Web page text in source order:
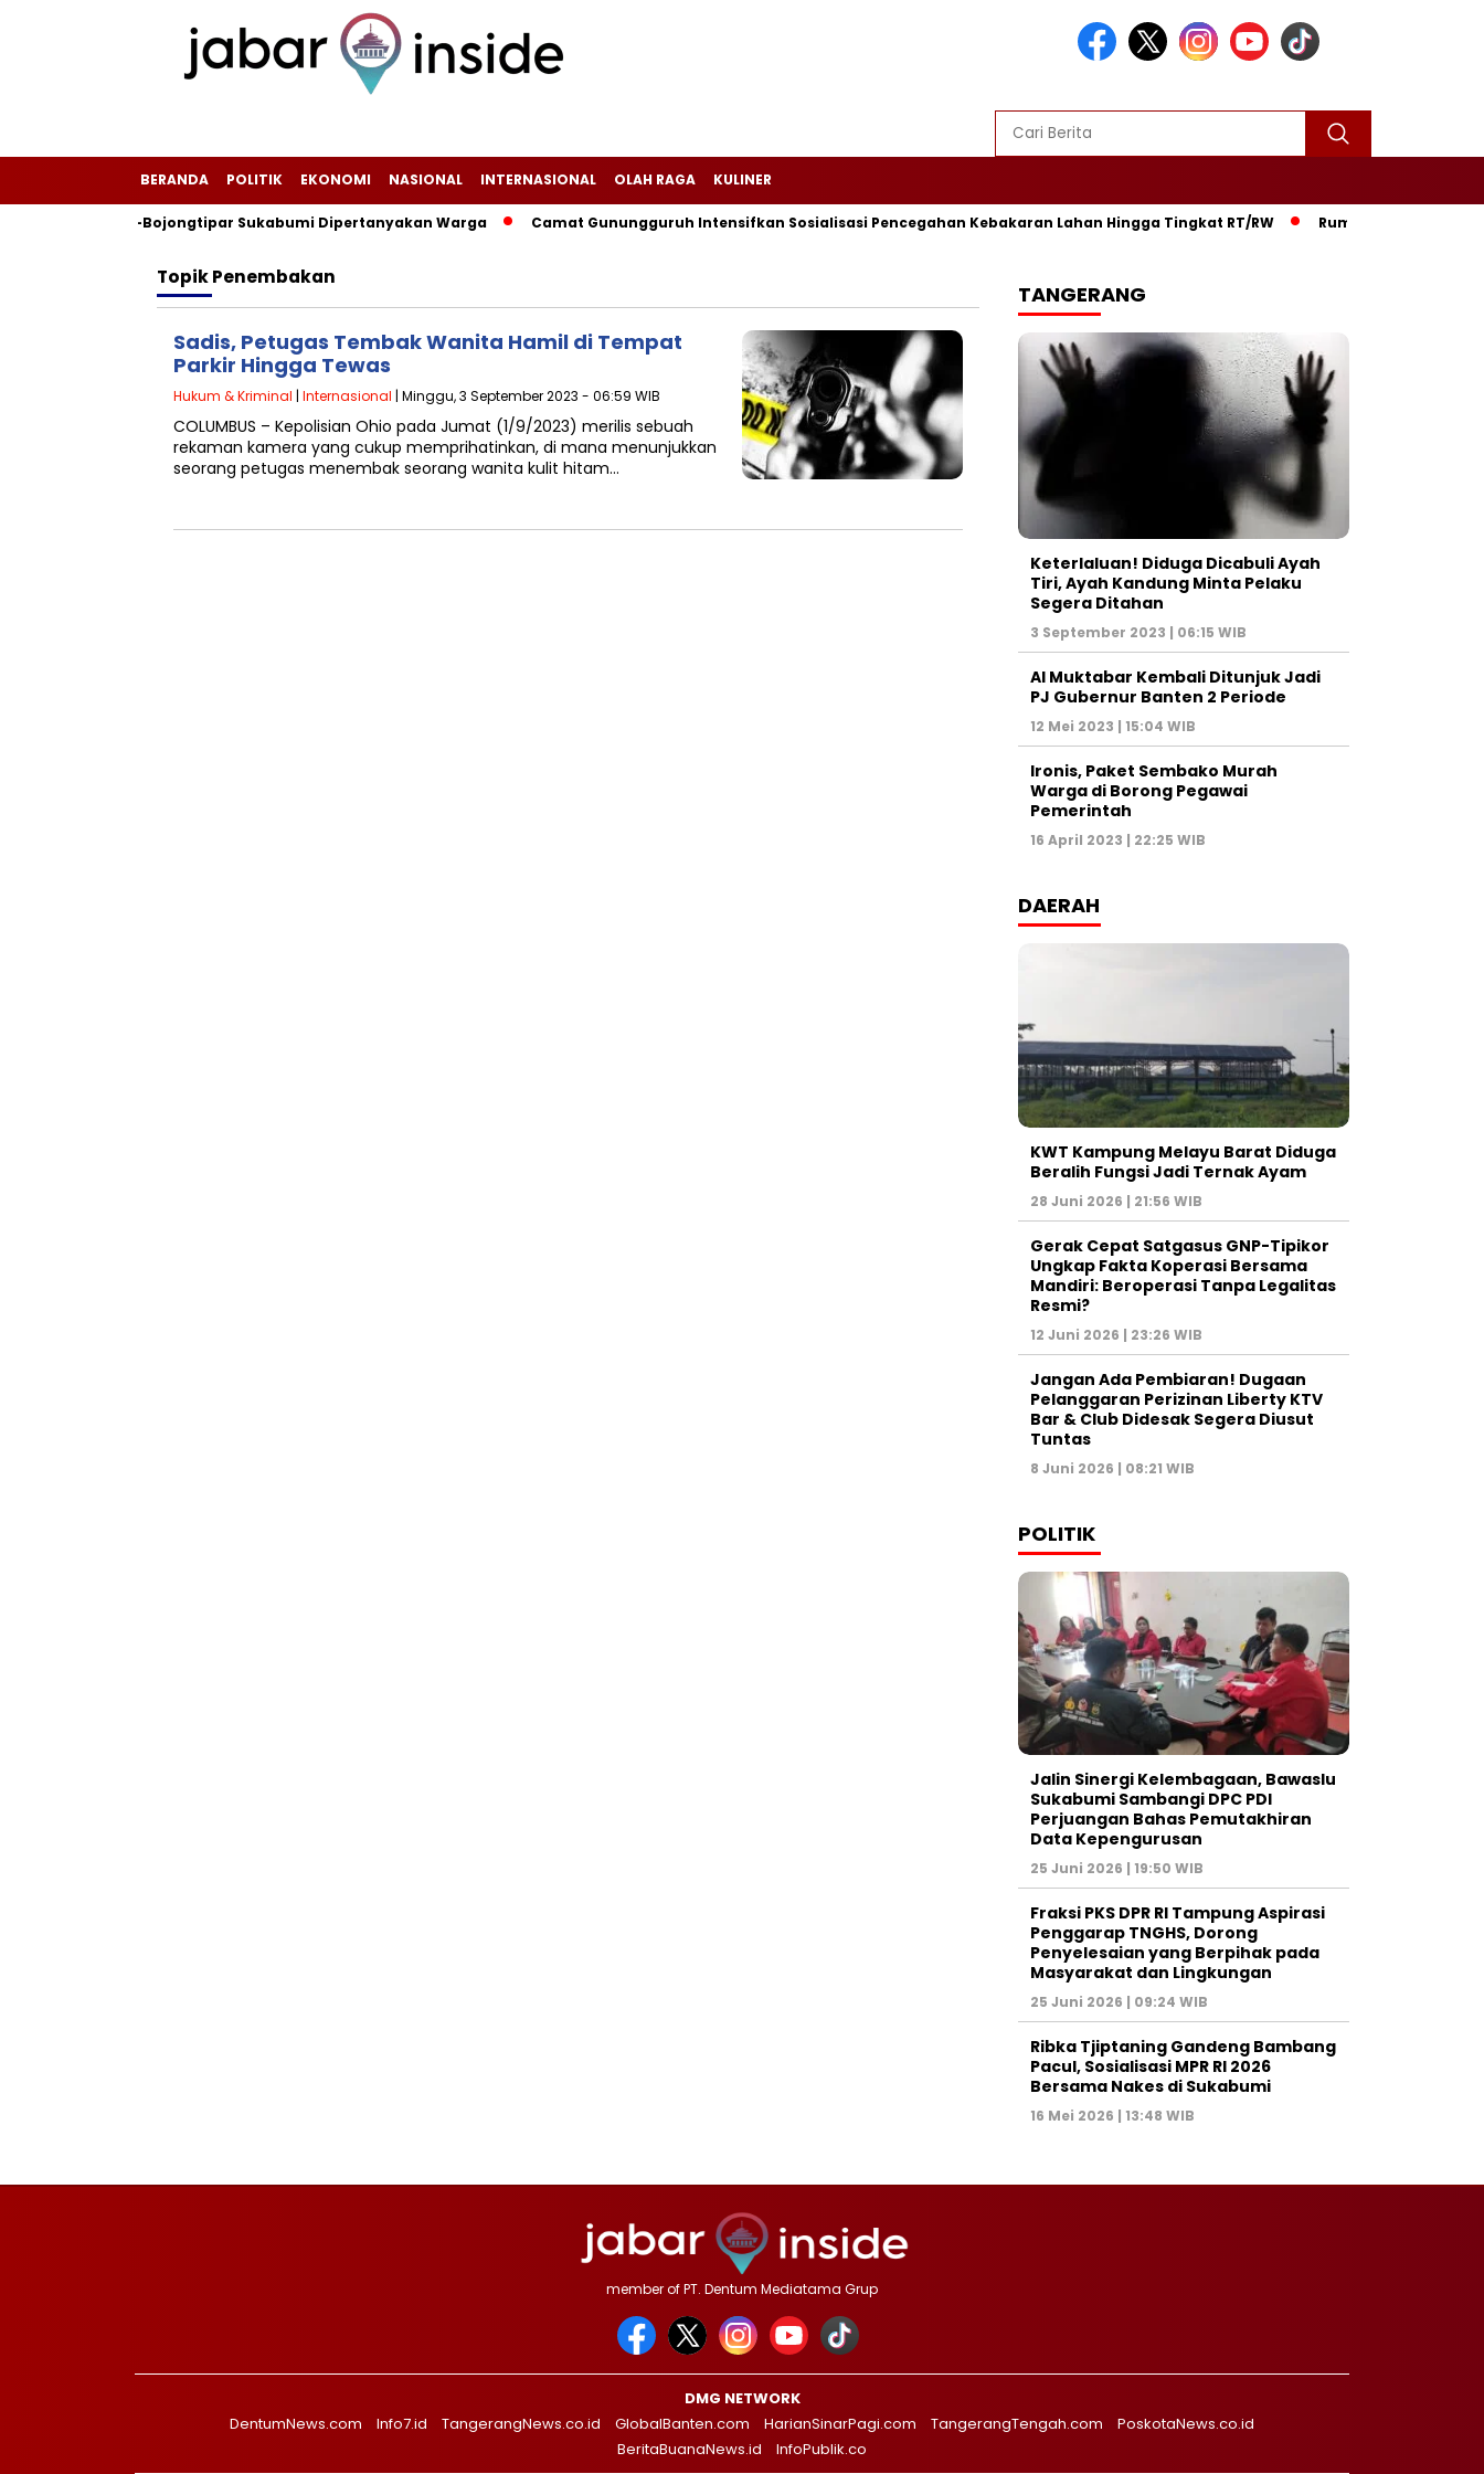
BERANDA POLITIK EKONOMI NASIONAL INTERNASIONAL OLAH RAGA KULINER
Tanjungsari-Bojongtipar Sukabumi Dipertanyakan Warga ‎‎Camat Gunungguruh Intensifkan Sosialisasi Pencegahan Kebakaran Lahan Hingga Tingkat RT/RW‎ ‎Rumah Warga di
TopikPenembakan
Sadis, Petugas Tembak Wanita Hamil di Tempat
Parkir Hingga Tewas
Hukum & Kriminal | Internasional | Minggu, 3 September 2023 - 06:59 WIB
COLUMBUS – Kepolisian Ohio pada Jumat (1/9/2023) merilis sebuah
rekaman kamera yang cukup memprihatinkan, di mana menunjukkan
seorang petugas menembak seorang wanita kulit hitam…
TANGERANG
Keterlaluan! Diduga Dicabuli Ayah
Tiri, Ayah Kandung Minta Pelaku
Segera Ditahan
3 September 2023 | 06:15 WIB
Al Muktabar Kembali Ditunjuk Jadi
PJ Gubernur Banten 2 Periode
12 Mei 2023 | 15:04 WIB
Ironis, Paket Sembako Murah
Warga di Borong Pegawai
Pemerintah
16 April 2023 | 22:25 WIB
DAERAH
KWT Kampung Melayu Barat Diduga
Beralih Fungsi Jadi Ternak Ayam
28 Juni 2026 | 21:56 WIB
Gerak Cepat Satgasus GNP-Tipikor
Ungkap Fakta Koperasi Bersama
Mandiri: Beroperasi Tanpa Legalitas
Resmi?
12 Juni 2026 | 23:26 WIB
Jangan Ada Pembiaran! Dugaan
Pelanggaran Perizinan Liberty KTV
Bar & Club Didesak Segera Diusut
Tuntas
8 Juni 2026 | 08:21 WIB
POLITIK
Jalin Sinergi Kelembagaan, Bawaslu
Sukabumi Sambangi DPC PDI
Perjuangan Bahas Pemutakhiran
Data Kepengurusan
25 Juni 2026 | 19:50 WIB
‎Fraksi PKS DPR RI Tampung Aspirasi
Penggarap TNGHS, Dorong
Penyelesaian yang Berpihak pada
Masyarakat dan Lingkungan‎
25 Juni 2026 | 09:24 WIB
Ribka Tjiptaning Gandeng Bambang
Pacul, Sosialisasi MPR RI 2026
Bersama Nakes di Sukabumi
16 Mei 2026 | 13:48 WIB
member of PT. Dentum Mediatama Grup
DMG NETWORK
DentumNews.com
Info7.id TangerangNews.co.id GlobalBanten.com HarianSinarPagi.com TangerangTengah.com
PoskotaNews.co.id
BeritaBuanaNews.id
InfoPublik.co